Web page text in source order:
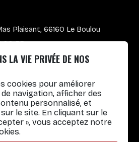
Plaisant, 66160 Le Boulou
00 55
: 8h30-12h30 / 14h-17h
bekers
informatie
LA VIE PRIVÉE DE NOS
cookies pour améliorer
navigation, afficher des
personnalisé, et
le site. En cliquant sur le
», vous acceptez notre